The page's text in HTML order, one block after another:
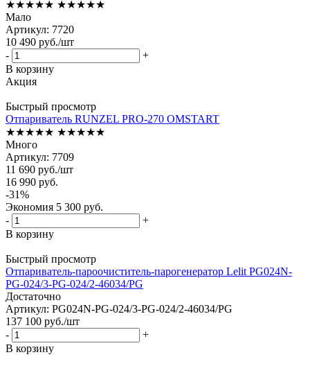
★★★★★ ★★★★★
Мало
Артикул: 7720
10 490 руб./шт
-
+
В корзину
Акция
Быстрый просмотр
Отпариватель RUNZEL PRO-270 OMSTART
★★★★★ ★★★★★
Много
Артикул: 7709
11 690 руб./шт
16 990 руб.
-31%
Экономия 5 300 руб.
-
+
В корзину
Быстрый просмотр
Отпариватель-пароочиститель-парогенератор Lelit PG024N-
PG-024/3-PG-024/2-46034/PG
Достаточно
Артикул: PG024N-PG-024/3-PG-024/2-46034/PG
137 100 руб./шт
-
+
В корзину